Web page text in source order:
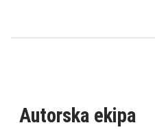
Autorska ekipa